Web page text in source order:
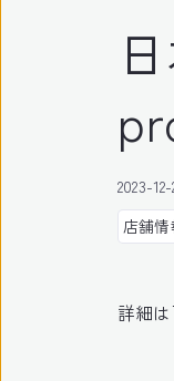
2023-12-
店舗情
詳細